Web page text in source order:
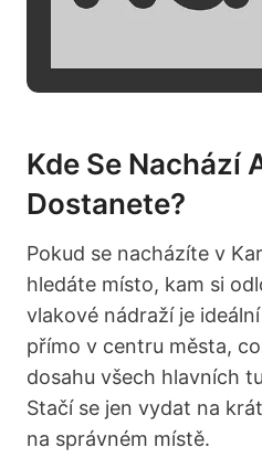
Kde Se Nachází
Dostanete?
Pokud se nacházíte v
hledáte místo, kam si
vlakové nádraží je
přímo v centru města,
dosahu všech hlavních
Stačí se jen vydat na
na správném místě.